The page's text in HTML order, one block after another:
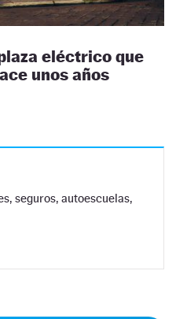
eléctrico que
unos años
seguros, autoescuelas,